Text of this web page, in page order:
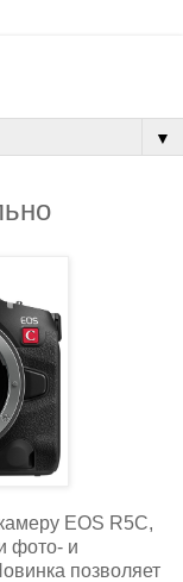
▼
EOS R5C,
фото- и
позволяет